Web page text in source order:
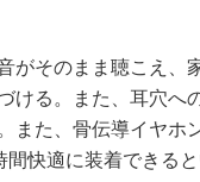
がそのまま聴こえ、
ける。また、耳穴へ
また、骨伝導イヤホ
快適に装着できると